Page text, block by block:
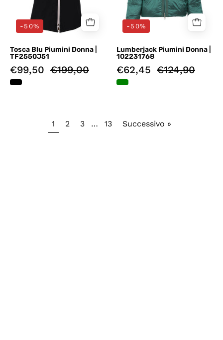
-50%
Tosca Blu Piumini Donna |
TF2550J51
€99,50 €199,00
-50%
Lumberjack Piumini Donna |
102231768
€62,45 €124,90
1 2 3 … 13 Successivo »